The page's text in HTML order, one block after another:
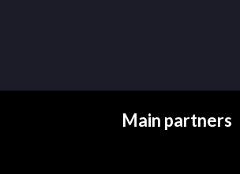
Main partners